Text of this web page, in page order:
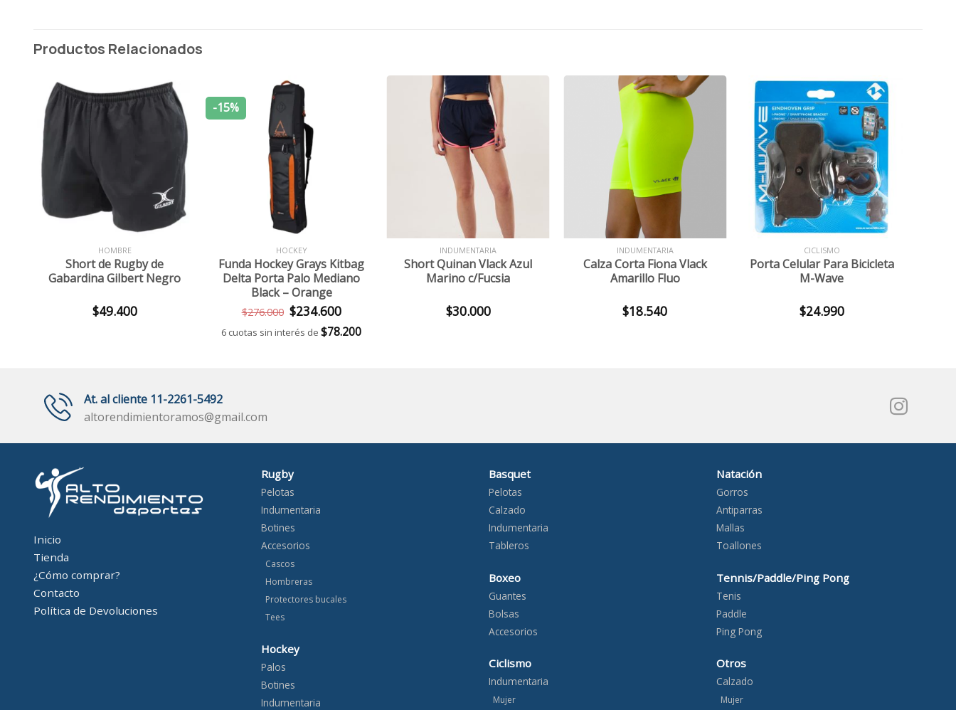
Productos Relacionados
HOMBRE
Short de Rugby de
Gabardina Gilbert Negro
$49.400
-15%
HOCKEY
Funda Hockey Grays Kitbag
Delta Porta Palo Mediano
Black – Orange
$276.000 El
original
$276.000.
$234.600El
precio
actual
$234.600.
6 cuotas sin interés de$78.200
INDUMENTARIA
Short Quinan Vlack Azul
Marino c/Fucsia
$30.000
INDUMENTARIA
Calza Corta Fiona Vlack
Amarillo Fluo
$18.540
CICLISMO
Porta Celular Para Bicicleta
M-Wave
$24.990
At. al cliente 11-2261-5492
altorendimientoramos@gmail.com
Inicio
Tienda
¿Cómo comprar?
Contacto
Política de Devoluciones
Rugby
Pelotas
Indumentaria
Botines
Accesorios
Cascos
Hombreras
Protectores bucales
Tees
Hockey
Palos
Botines
Indumentaria
Basquet
Pelotas
Calzado
Indumentaria
Tableros
Boxeo
Guantes
Bolsas
Accesorios
Ciclismo
Indumentaria
Mujer
Natación
Gorros
Antiparras
Mallas
Toallones
Tennis/Paddle/Ping Pong
Tenis
Paddle
Ping Pong
Otros
Calzado
Mujer